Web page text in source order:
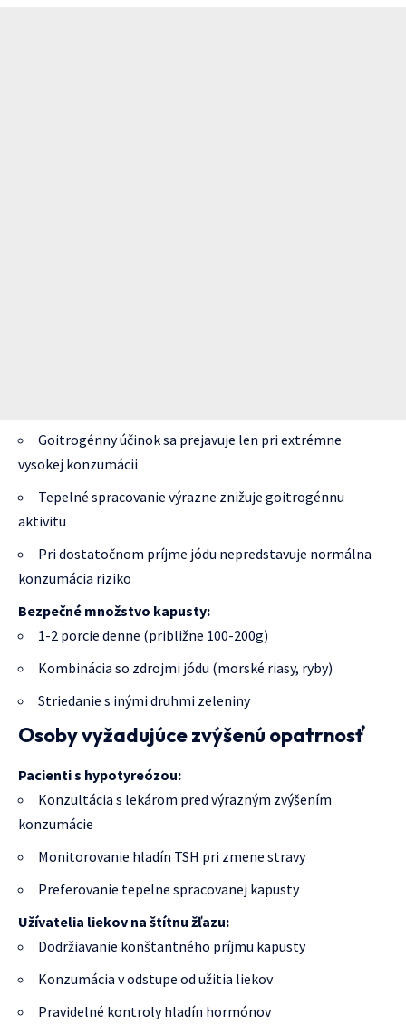
Goitrogénny účinok sa prejavuje len pri extrémne
vysokej konzumácii
Tepelné spracovanie výrazne znižuje goitrogénnu
aktivitu
Pri dostatočnom príjme jódu nepredstavuje normálna
konzumácia riziko
Bezpečné množstvo kapusty:
1-2 porcie denne (približne 100-200g)
Kombinácia so zdrojmi jódu (morské riasy, ryby)
Striedanie s inými druhmi zeleniny
Osoby vyžadujúce zvýšenú opatrnosť
Pacienti s hypotyreózou:
Konzultácia s lekárom pred výrazným zvýšením
konzumácie
Monitorovanie hladín TSH pri zmene stravy
Preferovanie tepelne spracovanej kapusty
Užívatelia liekov na štítnu žľazu:
Dodržiavanie konštantného príjmu kapusty
Konzumácia v odstupe od užitia liekov
Pravidelné kontroly hladín hormónov